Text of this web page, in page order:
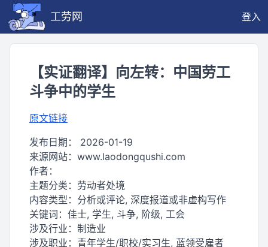
工劳网 登入
【实证翻译】向左转：中国劳工
斗争中的学生
原文链接
发布日期： 2026-01-19
来源网站： www.laodongqushi.com
作者：
主题分类： 劳动者处境
内容类型： 分析或评论, 深度报道或非虚构写作
关键词： 佳士, 学生, 斗争, 阶级, 工会
涉及行业： 制造业
涉及职业： 青年学生/职校/实习生, 蓝领受雇者